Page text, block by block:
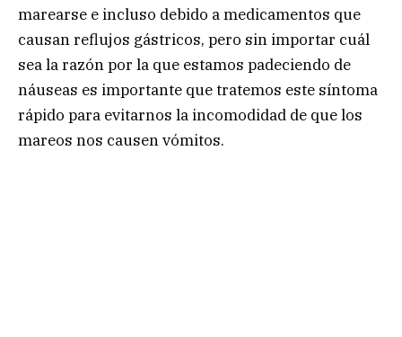
marearse e incluso debido a medicamentos que
causan reflujos gástricos, pero sin importar cuál
sea la razón por la que estamos padeciendo de
náuseas es importante que tratemos este síntoma
rápido para evitarnos la incomodidad de que los
mareos nos causen vómitos.